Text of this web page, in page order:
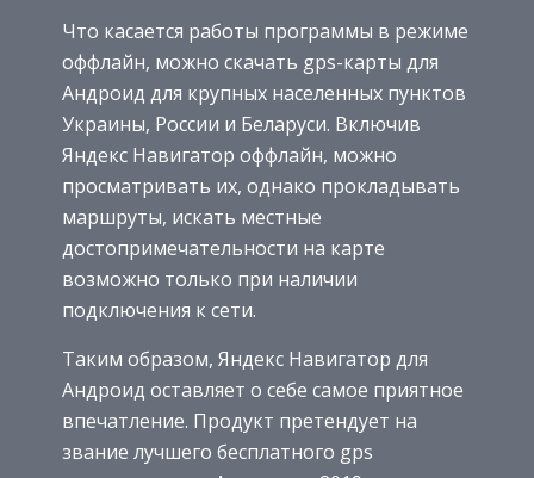
Что касается работы программы в режиме
оффлайн, можно скачать gps-карты для
Андроид для крупных населенных пунктов
Украины, России и Беларуси. Включив
Яндекс Навигатор оффлайн, можно
просматривать их, однако прокладывать
маршруты, искать местные
достопримечательности на карте
возможно только при наличии
подключения к сети.
Таким образом, Яндекс Навигатор для
Андроид оставляет о себе самое приятное
впечатление. Продукт претендует на
звание лучшего бесплатного gps